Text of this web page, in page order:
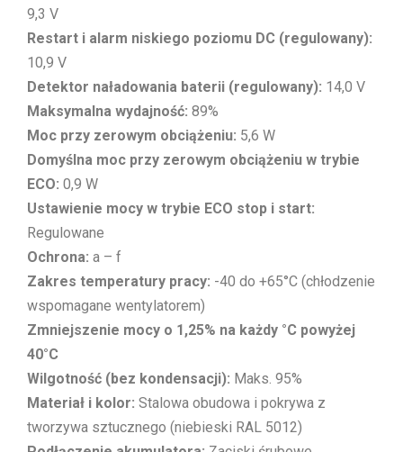
9,3 V
Restart i alarm niskiego poziomu DC (regulowany):
10,9 V
Detektor naładowania baterii (regulowany): 14,0 V
Maksymalna wydajność: 89%
Moc przy zerowym obciążeniu: 5,6 W
Domyślna moc przy zerowym obciążeniu w trybie
ECO: 0,9 W
Ustawienie mocy w trybie ECO stop i start:
Regulowane
Ochrona: a – f
Zakres temperatury pracy: -40 do +65°C (chłodzenie
wspomagane wentylatorem)
Zmniejszenie mocy o 1,25% na każdy °C powyżej
40°C
Wilgotność (bez kondensacji): Maks. 95%
Materiał i kolor: Stalowa obudowa i pokrywa z
tworzywa sztucznego (niebieski RAL 5012)